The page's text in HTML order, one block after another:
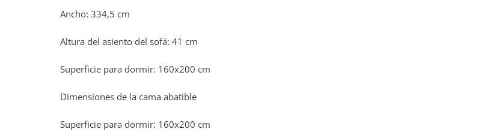
Ancho: 334,5 cm
Altura del asiento del sofá: 41 cm
Superficie para dormir: 160x200 cm
Dimensiones de la cama abatible
Superficie para dormir: 160x200 cm